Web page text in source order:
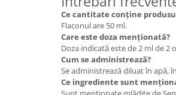
Ce cantitate conține
Flaconul are 50 ml.
Care este doza menționată?
Doza indicată este de 2 ml de 2
Cum se administrează?
Se administrează diluat în apă,
Ce ingrediente sunt